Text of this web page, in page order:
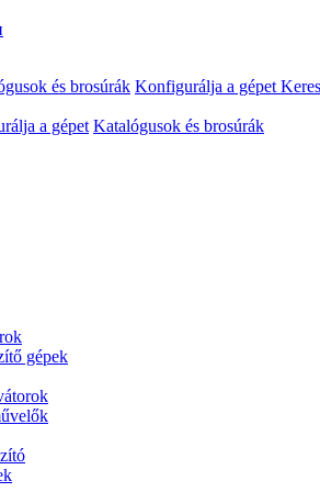
és brosúrák Konfigurálja a gépet
a gépet Katalógusok és brosúrák
gépek